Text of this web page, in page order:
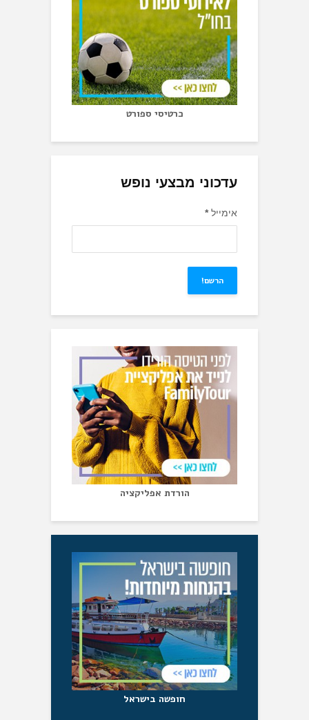
כרטיסי ספורט
עדכוני מבצעי נופש
אימייל*
הורדת אפליקציה
חופשה בישראל